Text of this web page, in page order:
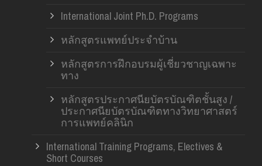
International Joint Ph.D. Programs
หลักสูตรแพทย์ประจำบ้าน
หลักสูตรการฝึกอบรมผู้เชี่ยวชาญเฉพาะ
ทาง
หลักสูตรประกาศนียบัตรบัณฑิตชั้นสูง /
ประกาศนียบัตรบัณฑิตทางวิทยาศาสตร์
การแพทย์คลินิก
International Training Programs, Electives &
Short Courses